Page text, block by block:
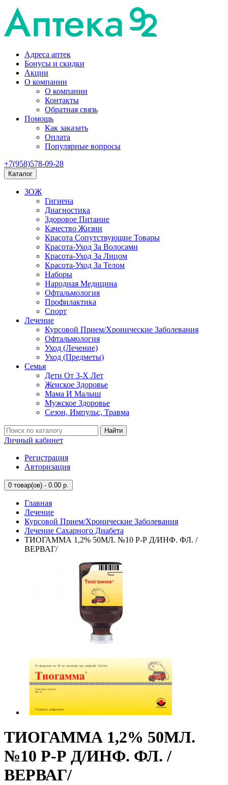
Адреса аптек
Бонусы и скидки
Акции
О компании
О компании
Контакты
Обратная связь
Помощь
Как заказать
Оплата
Популярные вопросы
+7(958)578-09-28
Каталог
ЗОЖ
Гигиена
Диагностика
Здоровое Питание
Качество Жизни
Красота Сопутствующие Товары
Красота-Уход За Волосами
Красота-Уход За Лицом
Красота-Уход За Телом
Наборы
Народная Медицина
Офтальмология
Профилактика
Спорт
Лечение
Курсовой Прием/Хронические Заболевания
Офтальмология
Уход (Лечение)
Уход (Предметы)
Семья
Дети От 3-Х Лет
Женское Здоровье
Мама И Малыш
Мужское Здоровье
Сезон, Импульс, Травма
Найти
Личный кабинет
Регистрация
Авторизация
0 товар(ов) - 0.00 р.
Главная
Лечение
Курсовой Прием/Хронические Заболевания
Лечение Сахарного Диабета
ТИОГАММА 1,2% 50МЛ. №10 Р-Р Д/ИНФ. ФЛ. /
ВЕРВАГ/
ТИОГАММА 1,2% 50МЛ.
№10 Р-Р Д/ИНФ. ФЛ. /
ВЕРВАГ/